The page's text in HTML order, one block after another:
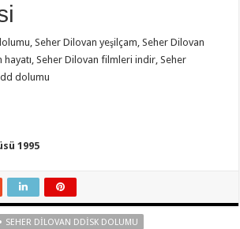
Seher Dilovan yeşilçam, Seher Dilovan
Seher Dilovan filmleri indir, Seher
dolumu
1995
SEHER DILOVAN DDISK DOLUMU